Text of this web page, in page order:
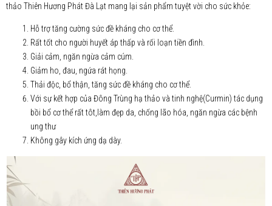
thảo Thiên Hương Phát Đà Lạt mang lại sản phẩm tuyệt vời cho sức khỏe:
Hỗ trợ tăng cường sức đề kháng cho cơ thể.
Rất tốt cho người huyết áp thấp và rối loạn tiền đình.
Giải cảm, ngăn ngừa cảm cúm.
Giảm ho, đau, ngứa rát họng.
Thải độc, bổ thận, tăng sức đề kháng cho cơ thể.
Với sự kết hợp của Đông Trùng hạ thảo và tinh nghệ(Curmin) tác dụng
bồi bổ cơ thể rất tôt,làm đẹp da, chống lão hóa, ngăn ngừa các bệnh
ung thư
Không gây kích ứng dạ dày.